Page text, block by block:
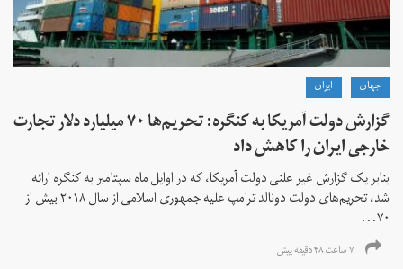
جهان ايران
گزارش دولت آمریکا به کنگره: تحریم‌ها ۷۰ میلیارد دلار تجارت
خارجی ایران را کاهش داد
بنابر یک گزارش غیر علنی دولت آمریکا، که در اوایل ماه سپتامبر به کنگره ارائه
شد، تحریم‌های دولت دونالد ترامپ علیه جمهوری اسلامی از سال ۲۰۱۸ بیش از
۷۰...
۷ ساعت ۴۸ دقیقه پیش